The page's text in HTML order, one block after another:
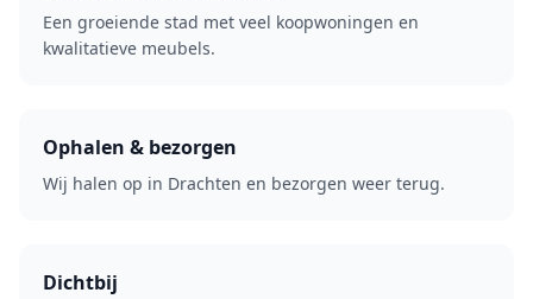
Een groeiende stad met veel koopwoningen en
kwalitatieve meubels.
Ophalen & bezorgen
Wij halen op in Drachten en bezorgen weer terug.
Dichtbij